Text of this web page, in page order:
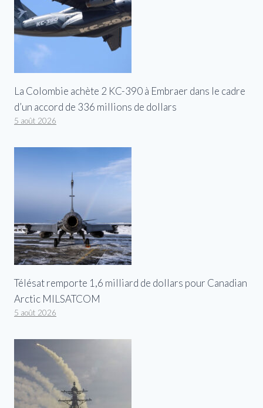
La Colombie achète 2 KC-390 à Embraer dans le cadre
d’un accord de 336 millions de dollars
5 août 2026
Télésat remporte 1,6 milliard de dollars pour Canadian
Arctic MILSATCOM
5 août 2026